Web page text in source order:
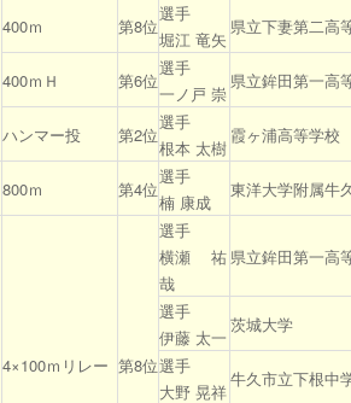
400ｍ 第8位
選手
堀江 竜矢
県立下妻第二高
400ｍＨ 第6位
選手
一ノ戸 崇
県立鉾田第一高
ハンマー投 第2位
選手
根本 太樹
霞ヶ浦高等学校
800ｍ 第4位
選手
楠 康成
東洋大学附属牛
4×100ｍリレー 第8位
選手
横瀬 祐
哉
県立鉾田第一高
選手
伊藤 太一
茨城大学
選手
大野 晃祥
牛久市立下根中